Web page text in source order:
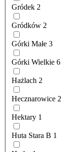
Gródek 2
Gródków 2
Górki Małe 3
Górki Wielkie 6
Hażlach 2
Hecznarowice 2
Hektary 1
Huta Stara B 1